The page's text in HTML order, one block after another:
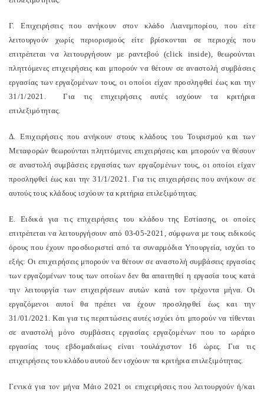
Γ. Επιχειρήσεις που ανήκουν στον κλάδο Λιανεμπορίου, που είτε
λειτουργούν χωρίς περιορισμούς είτε βρίσκονται σε περιοχές που
επιτρέπεται να λειτουργήσουν με ραντεβού (click inside), θεωρούνται
πληττόμενες επιχειρήσεις και μπορούν να θέτουν σε αναστολή συμβάσεις
εργασίας των εργαζομένων τους, οι οποίοι είχαν προσληφθεί έως και την
31/1/2021. Για τις επιχειρήσεις αυτές ισχύουν τα κριτήρια
επιλεξιμότητας.
Δ. Επιχειρήσεις που ανήκουν στους κλάδους του Τουρισμού και των
Μεταφορών θεωρούνται πληττόμενες επιχειρήσεις και μπορούν να θέσουν
σε αναστολή συμβάσεις εργασίας των εργαζομένων τους, οι οποίοι είχαν
προσληφθεί έως και την 31/1/2021. Για τις επιχειρήσεις που ανήκουν σε
αυτούς τους κλάδους ισχύουν τα κριτήρια επιλεξιμότητας.
E. Ειδικά για τις επιχειρήσεις του κλάδου της Εστίασης, οι οποίες
επιτρέπεται να λειτουργήσουν από 03-05-2021, σύμφωνα με τους ειδικούς
όρους που έχουν προσδιοριστεί από τα συναρμόδια Υπουργεία, ισχύει το
εξής: Οι επιχειρήσεις μπορούν να θέτουν σε αναστολή συμβάσεις εργασίας
των εργαζομένων τους των οποίων δεν θα απαιτηθεί η εργασία τους κατά
την λειτουργία των επιχειρήσεων αυτών κατά τον τρέχοντα μήνα. Οι
εργαζόμενοι αυτοί θα πρέπει να έχουν προσληφθεί έως και την
31/01/2021. Και για τις περιπτώσεις αυτές ισχύει ότι μπορούν να τίθενται
σε αναστολή μόνο συμβάσεις εργασίας εργαζομένων που το ωράριο
εργασίας τους εβδομαδιαίως είναι τουλάχιστον 16 ώρες. Για τις
επιχειρήσεις του κλάδου αυτού δεν ισχύουν τα κριτήρια επιλεξιμότητας.
Γενικά για τον μήνα Μάιο 2021 οι επιχειρήσεις που λειτουργούν ή/και